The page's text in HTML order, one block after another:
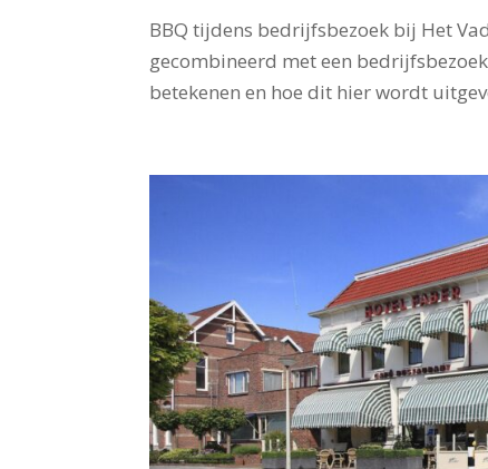
BBQ tijdens bedrijfsbezoek bij Het
gecombineerd met een
betekenen en hoe dit hier wordt